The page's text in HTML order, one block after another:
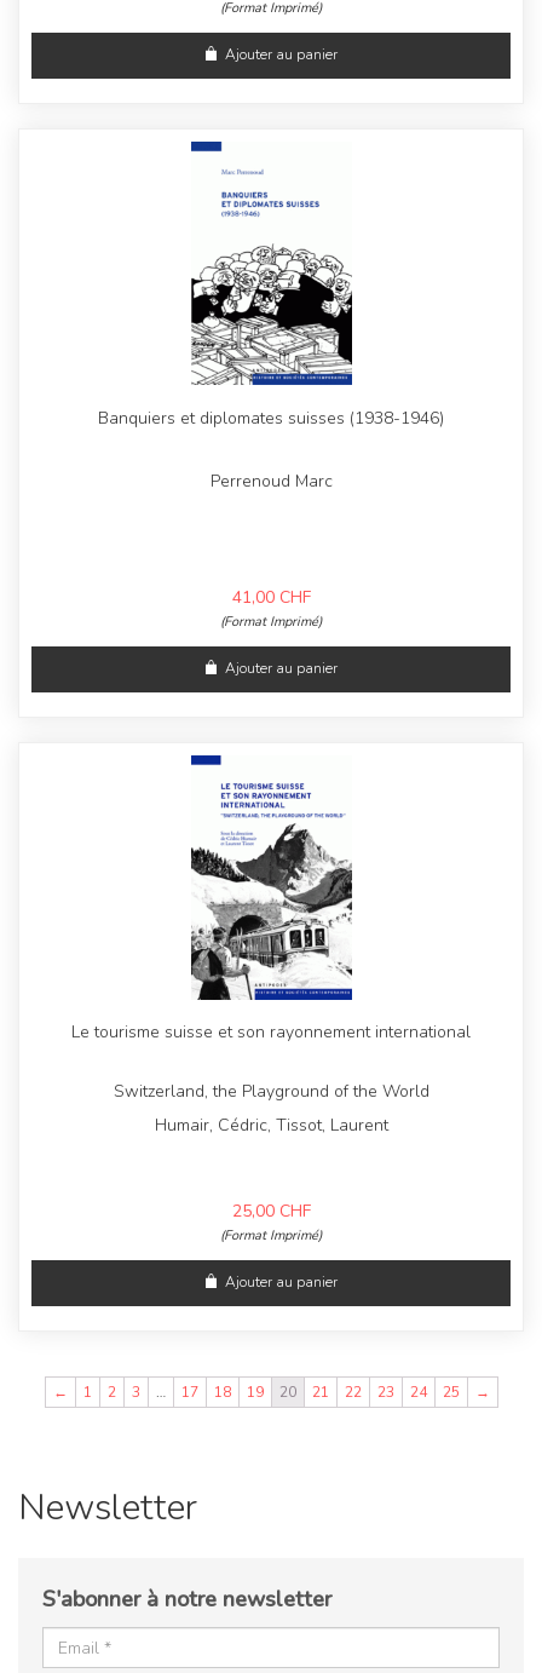
(Format Imprimé)
Ajouter au panier
Banquiers et diplomates suisses (1938-1946)
Perrenoud Marc
41,00 CHF
(Format Imprimé)
Ajouter au panier
Le tourisme suisse et son rayonnement international
Switzerland, the Playground of the World
Humair, Cédric, Tissot, Laurent
25,00 CHF
(Format Imprimé)
Ajouter au panier
← 1 2 3 … 17 18 19 20 21 22 23 24 25 →
Newsletter
S'abonner à notre newsletter